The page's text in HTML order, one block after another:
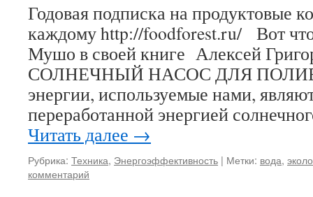
Годовая подписка на продуктовые
каждому http://foodforest.ru/ Вот
Мушо в своей книге Алексей
СОЛНЕЧНЫЙ НАСОС ДЛЯ
энергии, используемые нами,
переработанной энергией
Читать далее →
Рубрика: Техника, Энергоэффективность | Метки: вода,
комментарий